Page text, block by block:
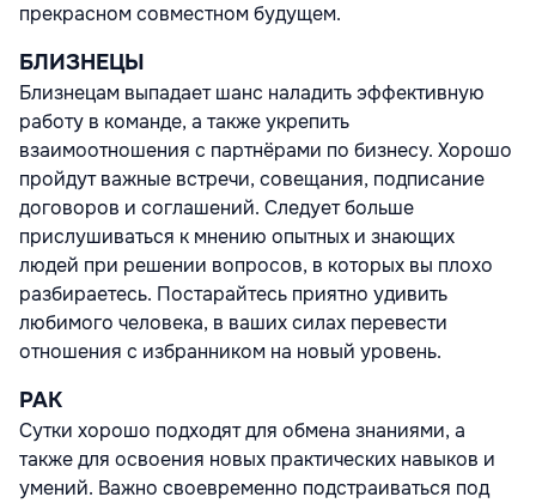
прекрасном совместном будущем.
БЛИЗНЕЦЫ
Близнецам выпадает шанс наладить эффективную
работу в команде, а также укрепить
взаимоотношения с партнёрами по бизнесу. Хорошо
пройдут важные встречи, совещания, подписание
договоров и соглашений. Следует больше
прислушиваться к мнению опытных и знающих
людей при решении вопросов, в которых вы плохо
разбираетесь. Постарайтесь приятно удивить
любимого человека, в ваших силах перевести
отношения с избранником на новый уровень.
РАК
Сутки хорошо подходят для обмена знаниями, а
также для освоения новых практических навыков и
умений. Важно своевременно подстраиваться под